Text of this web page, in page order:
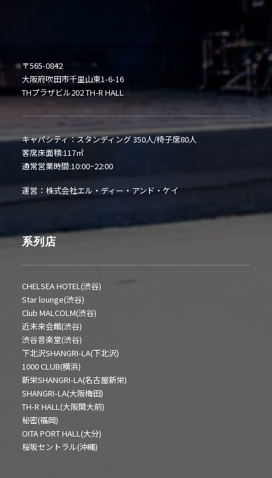
〒565-0842
大阪府吹田市千里山東1-6-16
THプラザビル202 TH-R HALL
キャパシティ：スタンディング 350人/椅子席80人
客席床面積:117㎡
通常営業時間:10:00~22:00
運営：株式会社エル・ディー・アンド・ケイ
系列店
CHELSEA HOTEL(渋谷)
Star lounge(渋谷)
Club MALCOLM(渋谷)
近未来会館(渋谷)
渋谷音楽堂(渋谷)
下北沢SHANGRI-LA(下北沢)
1000 CLUB(横浜)
新栄SHANGRI-LA(名古屋新栄)
SHANGRI-LA(大阪梅田)
TH-R HALL(大阪関大前)
秘密(福岡)
OITA PORT HALL(大分)
桜坂セントラル(沖縄)